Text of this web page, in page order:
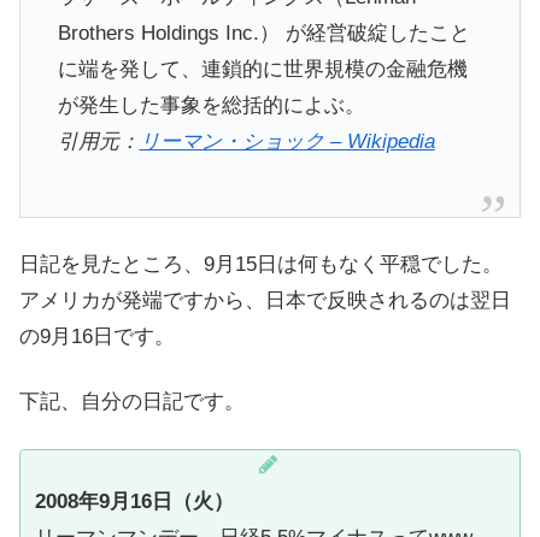
Brothers Holdings Inc.） が経営破綻したこと
に端を発して、連鎖的に世界規模の金融危機
が発生した事象を総括的によぶ。
引用元： リーマン・ショック – Wikipedia
日記を見たところ、9月15日は何もなく平穏でした。
アメリカが発端ですから、日本で反映されるのは翌日
の9月16日です。
下記、自分の日記です。
2008年9月16日（火）